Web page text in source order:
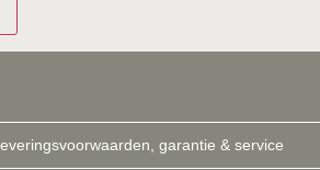
garantie & service